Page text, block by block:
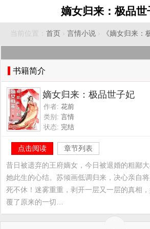
嫡女归来：极品世
当前位置： 首页 › 言情小说 › 《嫡女归来：
书籍简介
嫡女归来：极品世子妃
作者: 花前
类别: 言情
状态: 完结
点击阅读 章节列表
昔日被遗弃的王府嫡女，今日被退婚的粗鄙
她此生的心结。苏倾画低调归来，决心亲自
死不休！迷雾重重，剥开一层又一层的真相
覆了原来的一切…